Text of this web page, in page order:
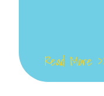
Read More